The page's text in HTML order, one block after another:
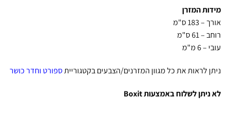
מידות המזרן
אורך – 183 ס"מ
רוחב – 61 ס"מ
עובי – 6 מ"מ
ניתן לראות את כל מגוון המזרנים/הצבעים בקטגורייתספורט וחדר כושר
לא ניתן לשלוח באמצעות Boxit